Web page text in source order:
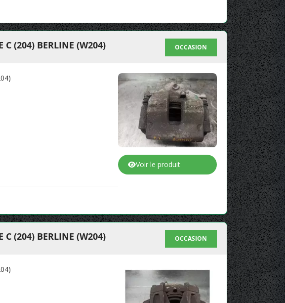
C (204) BERLINE (W204) OCCASION
Voir le produit
C (204) BERLINE (W204) OCCASION